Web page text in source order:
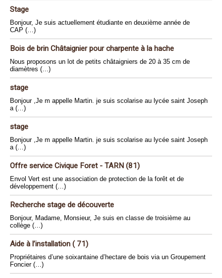
Stage
Bonjour, Je suis actuellement étudiante en deuxième année de
CAP (…)
Bois de brin Châtaignier pour charpente à la hache
Nous proposons un lot de petits châtaigniers de 20 à 35 cm de
diamètres (…)
stage
Bonjour ,Je m appelle Martin. je suis scolarise au lycée saint Joseph
a (…)
stage
Bonjour ,Je m appelle Martin. je suis scolarise au lycée saint Joseph
a (…)
Offre service Civique Foret - TARN (81)
Envol Vert est une association de protection de la forêt et de
développement (…)
Recherche stage de découverte
Bonjour, Madame, Monsieur, Je suis en classe de troisième au
collège (…)
Aide à l’installation ( 71)
Propriétaires d’une soixantaine d’hectare de bois via un Groupement
Foncier (…)